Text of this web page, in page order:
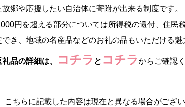
郷や応援したい自治体に寄附が出来る制度です。
円を超える部分については所得税の還付、住民
き、地域の名産品などのお礼の品もいただける魅
品の詳細は、 コチラ と コチラ からご確認く
ちらに記載した内容は現在と異なる場合がござ